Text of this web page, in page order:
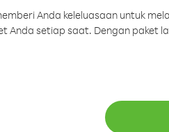
Anda keleluasaan untuk
Anda setiap saat. Dengan paket